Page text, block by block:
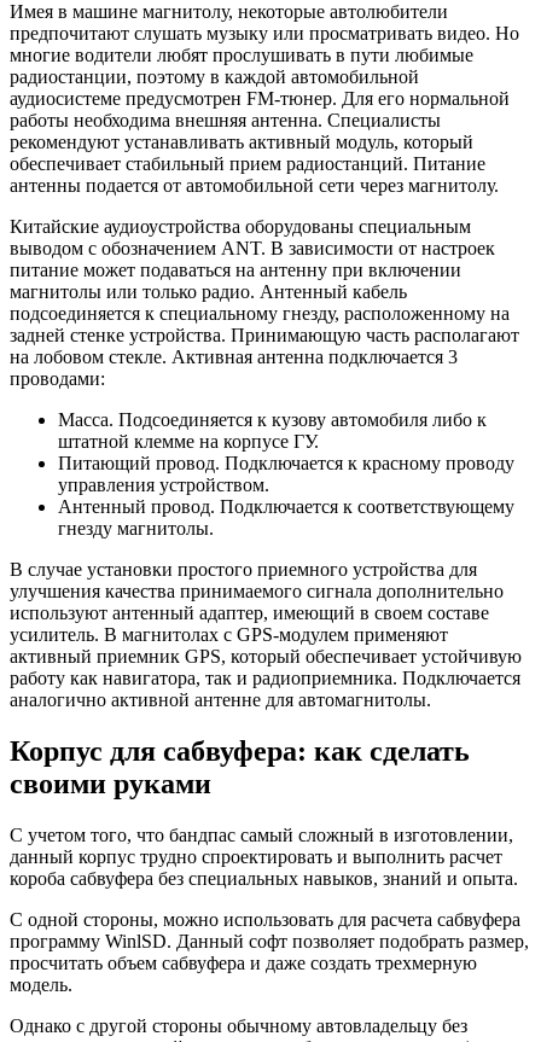
Имея в машине магнитолу, некоторые автолюбители
предпочитают слушать музыку или просматривать видео. Но
многие водители любят прослушивать в пути любимые
радиостанции, поэтому в каждой автомобильной
аудиосистеме предусмотрен FM-тюнер. Для его нормальной
работы необходима внешняя антенна. Специалисты
рекомендуют устанавливать активный модуль, который
обеспечивает стабильный прием радиостанций. Питание
антенны подается от автомобильной сети через магнитолу.
Китайские аудиоустройства оборудованы специальным
выводом с обозначением ANT. В зависимости от настроек
питание может подаваться на антенну при включении
магнитолы или только радио. Антенный кабель
подсоединяется к специальному гнезду, расположенному на
задней стенке устройства. Принимающую часть располагают
на лобовом стекле. Активная антенна подключается 3
проводами:
Масса. Подсоединяется к кузову автомобиля либо к
штатной клемме на корпусе ГУ.
Питающий провод. Подключается к красному проводу
управления устройством.
Антенный провод. Подключается к соответствующему
гнезду магнитолы.
В случае установки простого приемного устройства для
улучшения качества принимаемого сигнала дополнительно
используют антенный адаптер, имеющий в своем составе
усилитель. В магнитолах с GPS-модулем применяют
активный приемник GPS, который обеспечивает устойчивую
работу как навигатора, так и радиоприемника. Подключается
аналогично активной антенне для автомагнитолы.
Корпус для сабвуфера: как сделать
своими руками
С учетом того, что бандпас самый сложный в изготовлении,
данный корпус трудно спроектировать и выполнить расчет
короба сабвуфера без специальных навыков, знаний и опыта.
С одной стороны, можно использовать для расчета сабвуфера
программу WinlSD. Данный софт позволяет подобрать размер,
просчитать объем сабвуфера и даже создать трехмерную
модель.
Однако с другой стороны обычному автовладельцу без